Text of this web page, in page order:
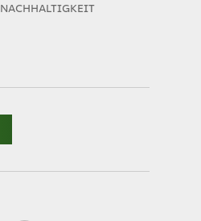
NACHHALTIGKEIT